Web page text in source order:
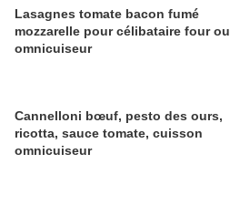
Lasagnes tomate bacon fumé
mozzarelle pour célibataire four ou
omnicuiseur
Cannelloni bœuf, pesto des ours,
ricotta, sauce tomate, cuisson
omnicuiseur